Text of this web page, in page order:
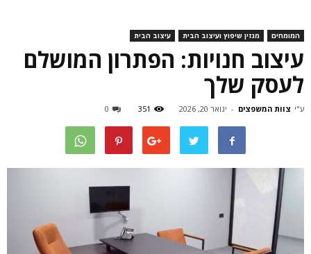
המומחים מגזין שיפוץ ועיצוב הבית עיצוב הבית
עיצוב חנויות: הפתרון המושלם
לעסק שלך
ע"י צוות המשפצים - ינואר 20, 2026 351
0